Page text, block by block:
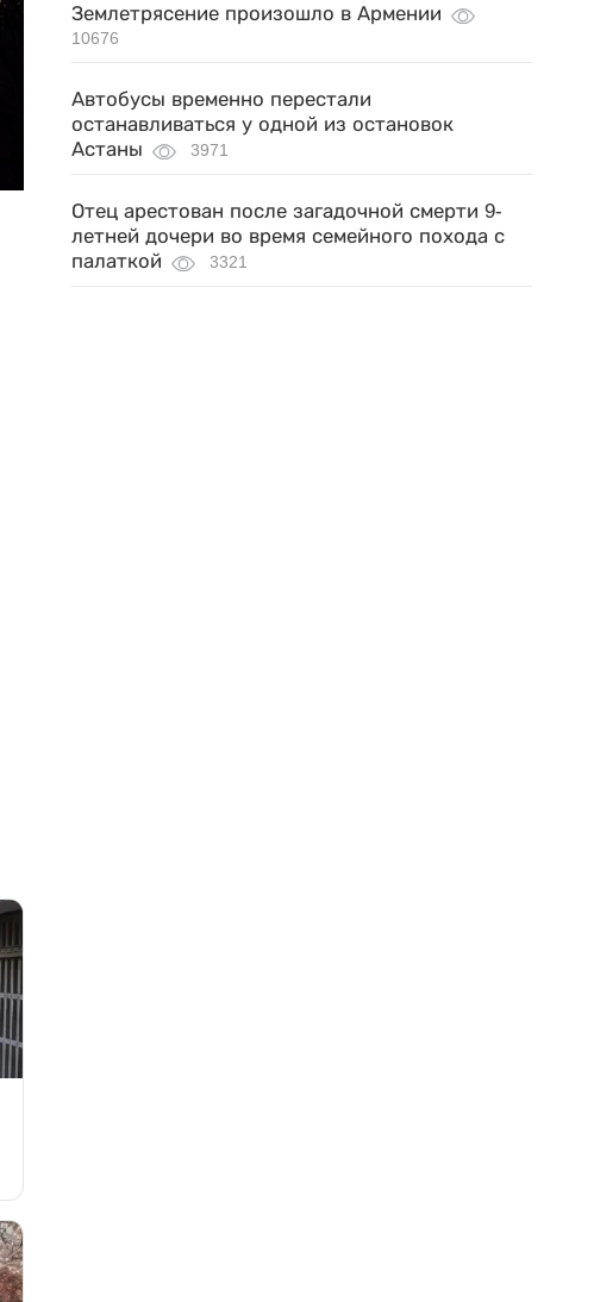
Землетрясение произошло в Армении
10676
Автобусы временно перестали
останавливаться у одной из остановок
Астаны
3971
Отец арестован после загадочной смерти 9-
летней дочери во время семейного похода с
палаткой
3321